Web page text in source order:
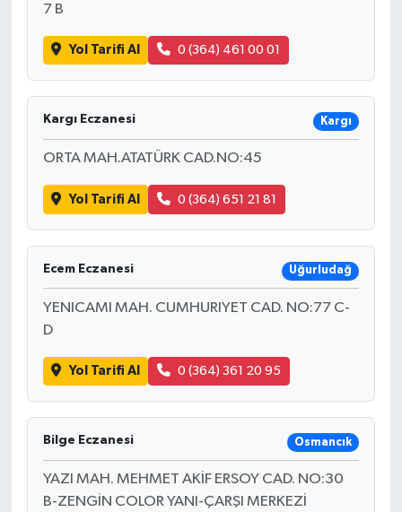
7 B
Yol Tarifi Al 0 (364) 461 00 01
Kargı Eczanesi Kargı
ORTA MAH.ATATÜRK CAD.NO:45
Yol Tarifi Al 0 (364) 651 21 81
Ecem Eczanesi Uğurludağ
YENICAMI MAH. CUMHURIYET CAD. NO:77 C-
D
Yol Tarifi Al 0 (364) 361 20 95
Bilge Eczanesi Osmancık
YAZI MAH. MEHMET AKİF ERSOY CAD. NO:30
B-ZENGİN COLOR YANI-ÇARŞI MERKEZİ